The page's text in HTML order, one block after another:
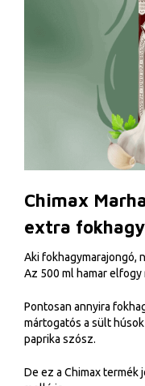
Chimax
extra
Aki fokhagymarajongó,
Az 500 ml hamar elfogy
Pontosan annyira
mártogatós a sült
paprika szósz.
De ez a Chimax